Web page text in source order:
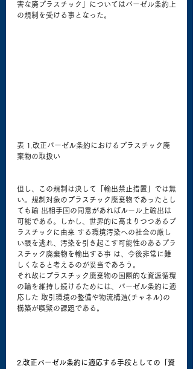
害な廃プラスチック」についてはバーゼル条約上
の規制を受ける事となった。
表 1.改正バーゼル条約におけるプラスチック廃
棄物の取扱い
但し、この規制は決して「輸出禁止措置」では無
い。規制対象のプラスチック廃棄物であったとし
ても輸 出相手国の同意があればルール上輸出は
可能である。しかし、世界的に高まりつつあるプ
ラスチックに由来 する環境汚染への社会の厳し
い眼を逃れ、汚染を引き起こす可能性のあるプラ
スチック廃棄物を輸出する事 は、今後非常に難
しくなると考えるのが妥当であろう。
それ故にプラスチック廃棄物の国際的な資源循環
の輪を維持し続けるためには、バーゼル条約に適
応した 取引環境の整備や物流構造(チャネル)の
構築が喫緊の課題である。
2.改正バーゼル条約に適応する手段としての「資